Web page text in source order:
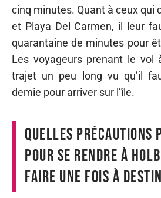
cinq minutes. Quant à ceux qui
et Playa Del Carmen, il leur
quarantaine de minutes pour
Les voyageurs prenant le vol
trajet un peu long vu qu’il
demie pour arriver sur l’île.
Quelles précautions
pour se rendre à
faire une fois à